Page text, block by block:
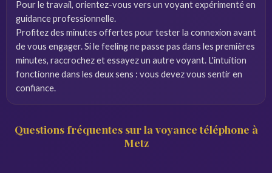
Pour le travail, orientez-vous vers un voyant expérimenté en
guidance professionnelle.
Profitez des minutes offertes pour tester la connexion avant
de vous engager. Si le feeling ne passe pas dans les premières
minutes, raccrochez et essayez un autre voyant. L'intuition
fonctionne dans les deux sens : vous devez vous sentir en
confiance.
Questions fréquentes sur la voyance téléphone à
Metz